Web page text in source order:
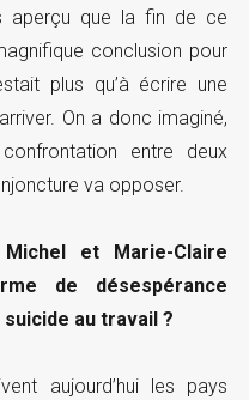
aperçu que la fin de ce
conclusion pour
plus qu’à écrire une
On a donc imaginé,
entre deux
va opposer.
Michel et Marie-Claire
de désespérance
au travail ?
aujourd’hui les pays